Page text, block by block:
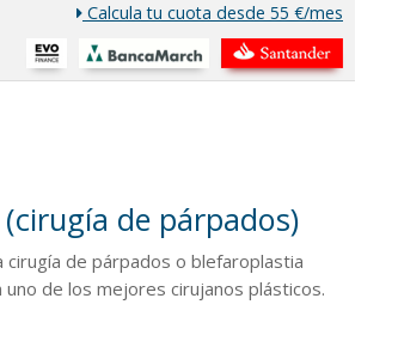
Calcula tu cuota desde 55 €/mes
de párpados)
de párpados o blefaroplastia
de los mejores cirujanos plásticos.